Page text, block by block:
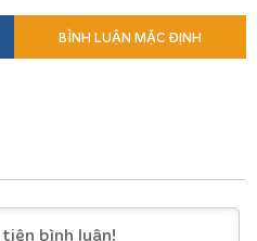
BÌNH LUẬN MẶC ĐỊNH